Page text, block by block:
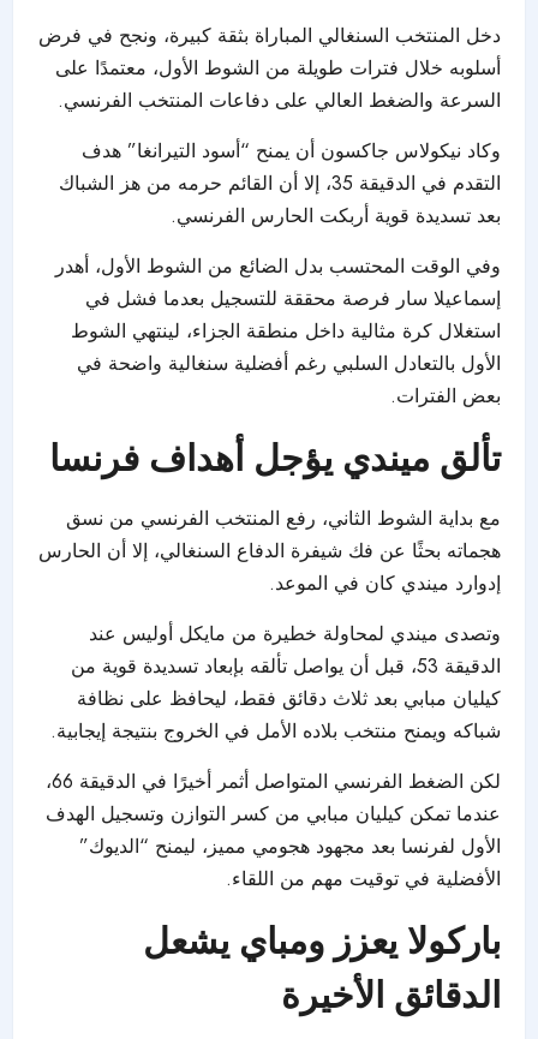
دخل المنتخب السنغالي المباراة بثقة كبيرة، ونجح في فرض
أسلوبه خلال فترات طويلة من الشوط الأول، معتمدًا على
السرعة والضغط العالي على دفاعات المنتخب الفرنسي.
وكاد نيكولاس جاكسون أن يمنح “أسود التيرانغا” هدف
التقدم في الدقيقة 35، إلا أن القائم حرمه من هز الشباك
بعد تسديدة قوية أربكت الحارس الفرنسي.
وفي الوقت المحتسب بدل الضائع من الشوط الأول، أهدر
إسماعيلا سار فرصة محققة للتسجيل بعدما فشل في
استغلال كرة مثالية داخل منطقة الجزاء، لينتهي الشوط
الأول بالتعادل السلبي رغم أفضلية سنغالية واضحة في
بعض الفترات.
تألق ميندي يؤجل أهداف فرنسا
مع بداية الشوط الثاني، رفع المنتخب الفرنسي من نسق
هجماته بحثًا عن فك شيفرة الدفاع السنغالي، إلا أن الحارس
إدوارد ميندي كان في الموعد.
وتصدى ميندي لمحاولة خطيرة من مايكل أوليس عند
الدقيقة 53، قبل أن يواصل تألقه بإبعاد تسديدة قوية من
كيليان مبابي بعد ثلاث دقائق فقط، ليحافظ على نظافة
شباكه ويمنح منتخب بلاده الأمل في الخروج بنتيجة إيجابية.
لكن الضغط الفرنسي المتواصل أثمر أخيرًا في الدقيقة 66،
عندما تمكن كيليان مبابي من كسر التوازن وتسجيل الهدف
الأول لفرنسا بعد مجهود هجومي مميز، ليمنح “الديوك”
الأفضلية في توقيت مهم من اللقاء.
باركولا يعزز ومباي يشعل
الدقائق الأخيرة